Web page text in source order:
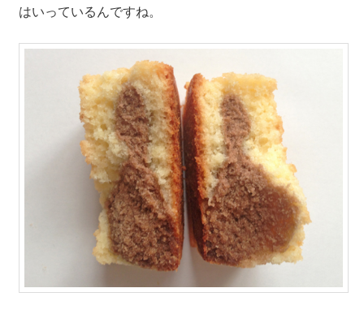
はいっているんですね。